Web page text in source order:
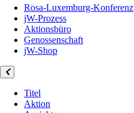
Rosa-Luxemburg-Konferenz
jW-Prozess
Aktionsbüro
Genossenschaft
jW-Shop
Titel
Aktion